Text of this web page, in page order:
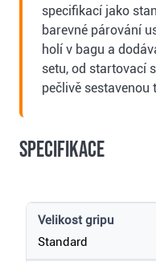
specifikací jako
barevné párování
holí v bagu a
setu, od startovací
pečlivě sestavenou
Specifikace
Velikost gripu
Standard